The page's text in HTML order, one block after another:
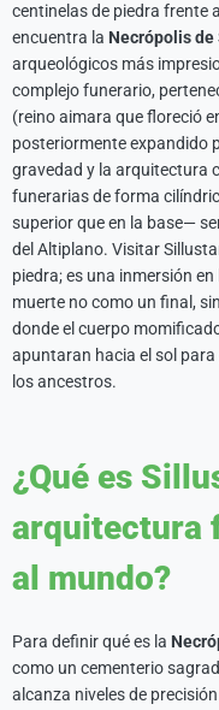
centinelas de piedra frente
encuentra la Necrópolis
arqueológicos más
complejo funerario,
(reino aimara que floreció
posteriormente expandido
gravedad y la arquitectura
funerarias de forma
superior que en la base—
del Altiplano. Visitar
piedra; es una inmersión
muerte no como un final,
donde el cuerpo
apuntaran hacia el sol
los ancestros.
¿Qué es
arquitectura
al mundo?
Para definir qué es la
como un cementerio
alcanza niveles de